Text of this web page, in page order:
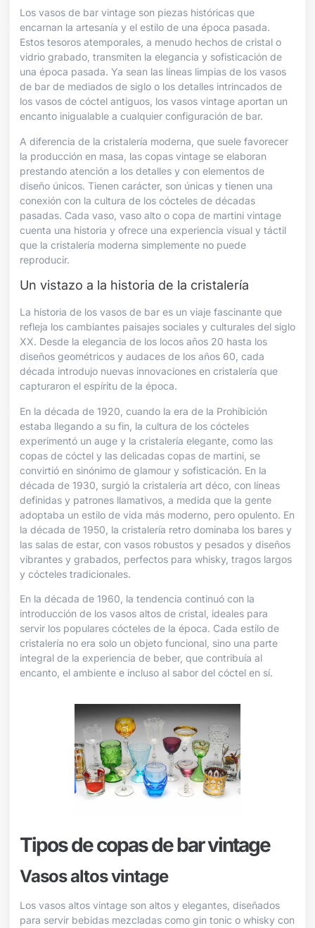
Los vasos de bar vintage son piezas históricas que
encarnan la artesanía y el estilo de una época pasada.
Estos tesoros atemporales, a menudo hechos de cristal o
vidrio grabado, transmiten la elegancia y sofisticación de
una época pasada. Ya sean las líneas limpias de los vasos
de bar de mediados de siglo o los detalles intrincados de
los vasos de cóctel antiguos, los vasos vintage aportan un
encanto inigualable a cualquier configuración de bar.
A diferencia de la cristalería moderna, que suele favorecer
la producción en masa, las copas vintage se elaboran
prestando atención a los detalles y con elementos de
diseño únicos. Tienen carácter, son únicas y tienen una
conexión con la cultura de los cócteles de décadas
pasadas. Cada vaso, vaso alto o copa de martini vintage
cuenta una historia y ofrece una experiencia visual y táctil
que la cristalería moderna simplemente no puede
reproducir.
Un vistazo a la historia de la cristalería
La historia de los vasos de bar es un viaje fascinante que
refleja los cambiantes paisajes sociales y culturales del siglo
XX. Desde la elegancia de los locos años 20 hasta los
diseños geométricos y audaces de los años 60, cada
década introdujo nuevas innovaciones en cristalería que
capturaron el espíritu de la época.
En la década de 1920, cuando la era de la Prohibición
estaba llegando a su fin, la cultura de los cócteles
experimentó un auge y la cristalería elegante, como las
copas de cóctel y las delicadas copas de martini, se
convirtió en sinónimo de glamour y sofisticación. En la
década de 1930, surgió la cristalería art déco, con líneas
definidas y patrones llamativos, a medida que la gente
adoptaba un estilo de vida más moderno, pero opulento. En
la década de 1950, la cristalería retro dominaba los bares y
las salas de estar, con vasos robustos y pesados y diseños
vibrantes y grabados, perfectos para whisky, tragos largos
y cócteles tradicionales.
En la década de 1960, la tendencia continuó con la
introducción de los vasos altos de cristal, ideales para
servir los populares cócteles de la época. Cada estilo de
cristalería no era solo un objeto funcional, sino una parte
integral de la experiencia de beber, que contribuía al
encanto, el ambiente e incluso al sabor del cóctel en sí.
Tipos de copas de bar vintage
Vasos altos vintage
Los vasos altos vintage son altos y elegantes, diseñados
para servir bebidas mezcladas como gin tonic o whisky con